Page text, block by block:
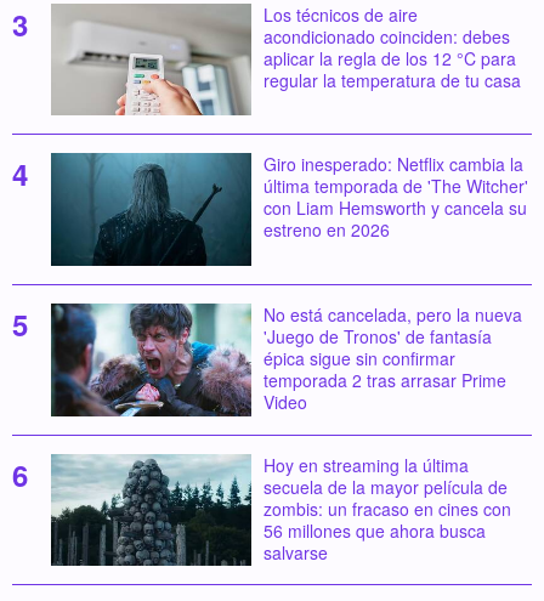
Los técnicos de aire
acondicionado coinciden: debes
aplicar la regla de los 12 °C para
regular la temperatura de tu casa
Giro inesperado: Netflix cambia la
última temporada de 'The Witcher'
con Liam Hemsworth y cancela su
estreno en 2026
No está cancelada, pero la nueva
'Juego de Tronos' de fantasía
épica sigue sin confirmar
temporada 2 tras arrasar Prime
Video
Hoy en streaming la última
secuela de la mayor película de
zombis: un fracaso en cines con
56 millones que ahora busca
salvarse